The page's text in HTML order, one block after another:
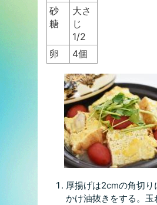
砂
糖
大さ
じ
1/2
卵
4個
厚揚げは2cmの角切り
かけ油抜きをする。玉